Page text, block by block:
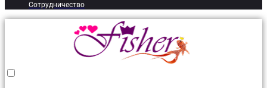
Сотрудничество